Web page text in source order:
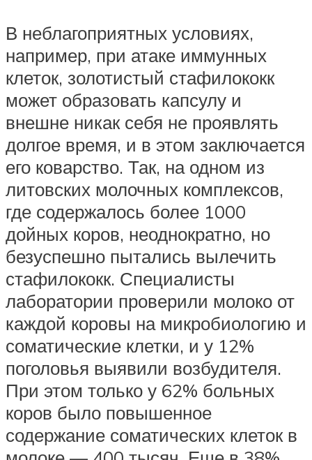
В неблагоприятных условиях,
например, при атаке иммунных
клеток, золотистый стафилококк
может образовать капсулу и
внешне никак себя не проявлять
долгое время, и в этом заключается
его коварство. Так, на одном из
литовских молочных комплексов,
где содержалось более 1000
дойных коров, неоднократно, но
безуспешно пытались вылечить
стафилококк. Специалисты
лаборатории проверили молоко от
каждой коровы на микробиологию и
соматические клетки, и у 12%
поголовья выявили возбудителя.
При этом только у 62% больных
коров было повышенное
содержание соматических клеток в